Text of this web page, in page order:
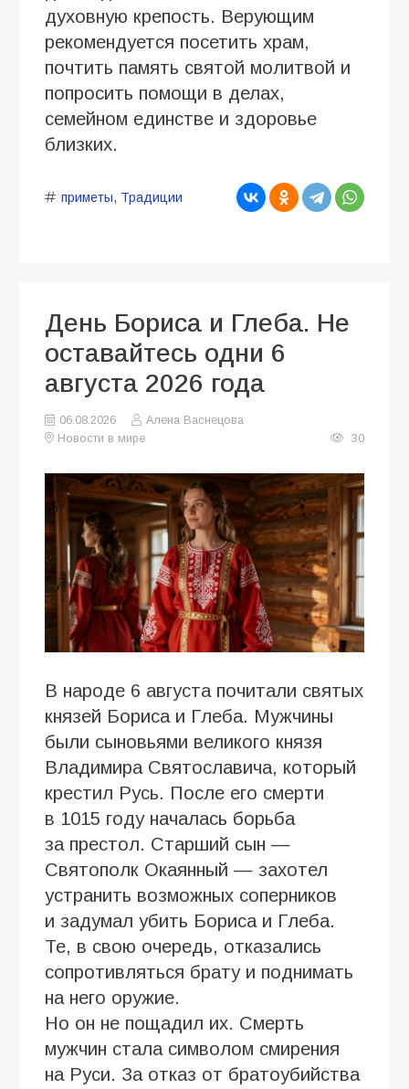
духовную крепость. Верующим
рекомендуется посетить храм,
почтить память святой молитвой и
попросить помощи в делах,
семейном единстве и здоровье
близких.
приметы, Традиции
День Бориса и Глеба. Не
оставайтесь одни 6
августа 2026 года
06.08.2026
Алена Васнецова
Новости в мире
30
В народе 6 августа почитали святых
князей Бориса и Глеба. Мужчины
были сыновьями великого князя
Владимира Святославича, который
крестил Русь. После его смерти
в 1015 году началась борьба
за престол. Старший сын —
Святополк Окаянный — захотел
устранить возможных соперников
и задумал убить Бориса и Глеба.
Те, в свою очередь, отказались
сопротивляться брату и поднимать
на него оружие.
Но он не пощадил их. Смерть
мужчин стала символом смирения
на Руси. За отказ от братоубийства